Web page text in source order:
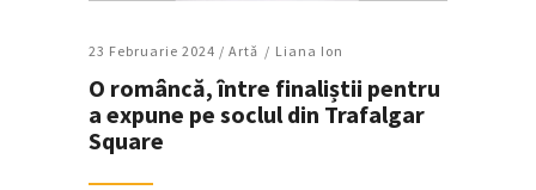
23 Februarie 2024 / Artǎ Liana Ion
O româncă, între finaliștii pentru
a expune pe soclul din Trafalgar
Square